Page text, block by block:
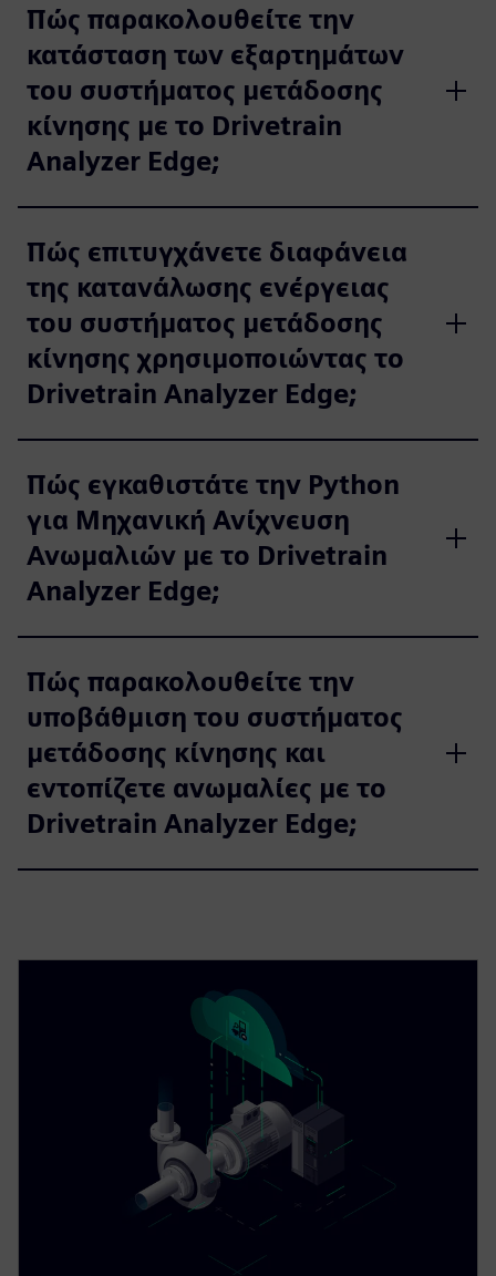
Πώς παρακολουθείτε την
κατάσταση των εξαρτημάτων
του συστήματος μετάδοσης
κίνησης με το Drivetrain
Analyzer Edge;
Πώς επιτυγχάνετε διαφάνεια
της κατανάλωσης ενέργειας
του συστήματος μετάδοσης
κίνησης χρησιμοποιώντας το
Drivetrain Analyzer Edge;
Πώς εγκαθιστάτε την Python
για Μηχανική Ανίχνευση
Ανωμαλιών με το Drivetrain
Analyzer Edge;
Πώς παρακολουθείτε την
υποβάθμιση του συστήματος
μετάδοσης κίνησης και
εντοπίζετε ανωμαλίες με το
Drivetrain Analyzer Edge;